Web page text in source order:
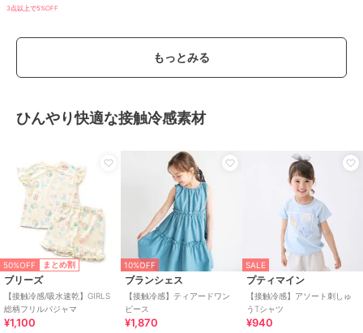
3点以上で5%OFF
もっとみる
ひんやり快適な接触冷感素材
50%OFF まとめ割
ブリーズ
【接触冷感/吸水速乾】GIRLS
総柄フリルパジャマ
¥1,100
10%OFF
ブランシェス
【接触冷感】ティアードワン
ピース
¥1,870
SALE
プティマイン
【接触冷感】アソート刺しゅ
うTシャツ
¥940